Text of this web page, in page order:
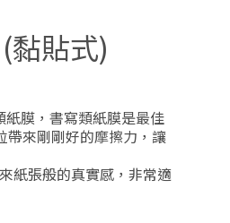
黏貼式)
膜，書寫類紙膜是最佳
帶來剛剛好的摩擦力，讓
紙張般的真實感，非常適